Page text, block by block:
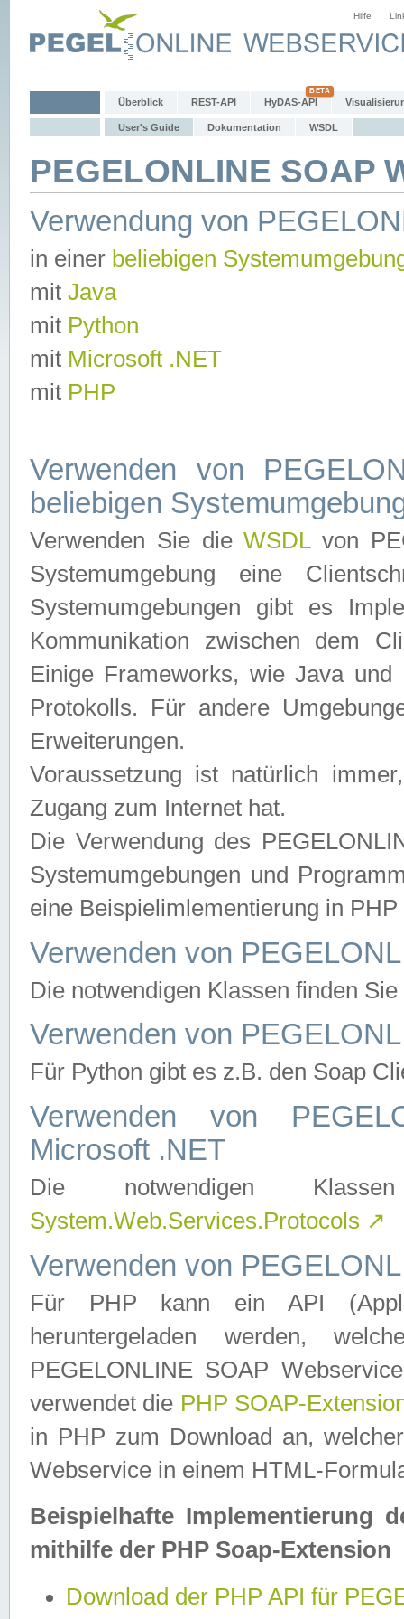
Hilfe
Überblick REST-API HyDAS-API
User's Guide Dokumentation WSDL
PEGELONLINE SOAP
Verwendung von
in einer beliebigen
mit Java
mit Python
mit Microsoft .NET
mit PHP
Verwenden von
beliebigen
Verwenden Sie dieWSDLvon
Systemumgebung eine
Systemumgebungen gibt es
Kommunikation zwischen dem
Einige Frameworks, wie Java
Protokolls. Für andere
Erweiterungen.
Voraussetzung ist natürlich
Zugang zum Internet hat.
Die Verwendung des
Systemumgebungen und
eine Beispielimlementierung in
Verwenden von
Die notwendigen Klassen finden
Verwenden von
Für Python gibt es z.B. den Soap
Verwenden von
Microsoft .NET
Die notwendigen
System.Web.Services.Protocols ↗
Verwenden von
Für PHP kann ein API
heruntergeladen werden,
PEGELONLINE SOAP
verwendet die PHP SOAP-
in PHP zum Download an,
Webservice in einem HTML-
Beispielhafte Implementierung
mithilfe der PHP Soap-Extension
Download der PHP API für